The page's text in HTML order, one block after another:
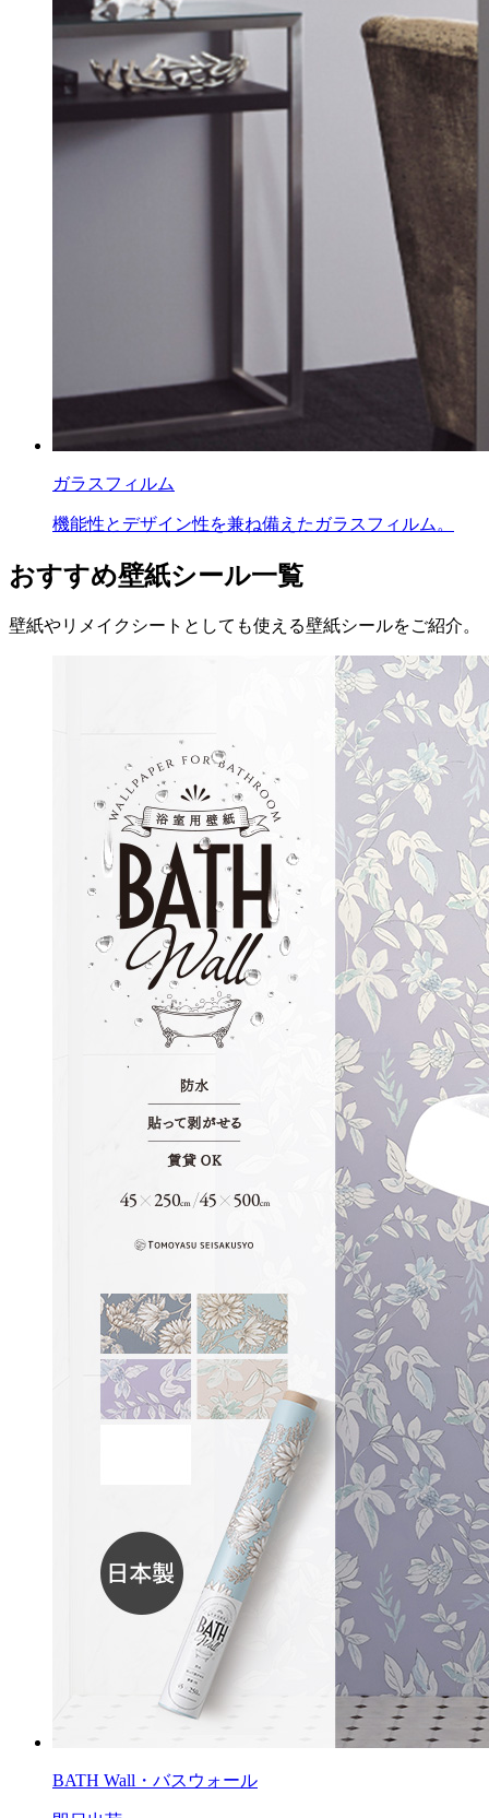
ガラスフィルム
機能性とデザイン性を兼ね備えたガラスフィルム。
おすすめ壁紙シール一覧
壁紙やリメイクシートとしても使える壁紙シールをご紹介。
BATH Wall・バスウォール